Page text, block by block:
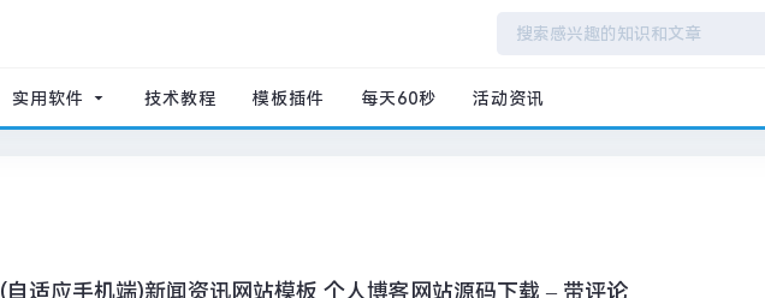
实用软件 技术教程 模板插件 每天60秒 活动资讯
(自适应手机端)新闻资讯网站模板 个人博客网站源码下载 – 带评论